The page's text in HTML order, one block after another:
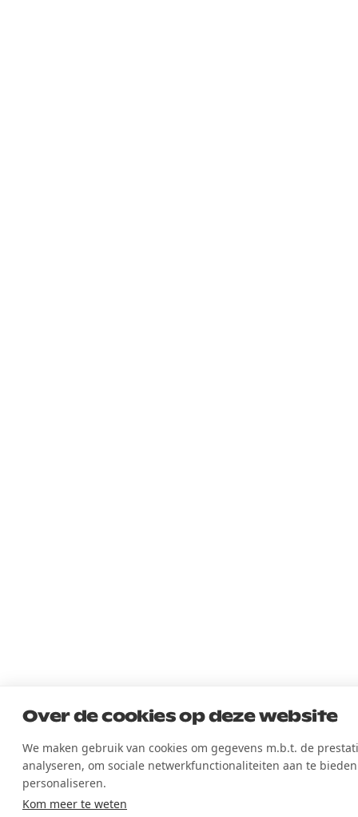
Over de cookies op deze website
We maken gebruik van cookies om gegevens m.b.t. de
analyseren, om sociale netwerkfunctionaliteiten aan te
personaliseren.
Kom meer te weten